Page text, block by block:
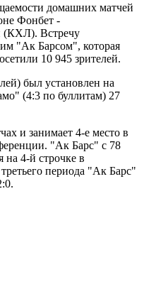
домашних матчей
Фонбет -
(КХЛ). Встречу
"Ак Барсом", которая
10 945 зрителей.
был установлен на
(4:3 по буллитам) 27
и занимает 4-е место в
"Ак Барс" с 78
на 4-й строчке в
периода "Ак Барс"